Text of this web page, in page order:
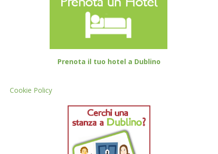
Prenota il tuo hotel a Dublino
Cookie Policy